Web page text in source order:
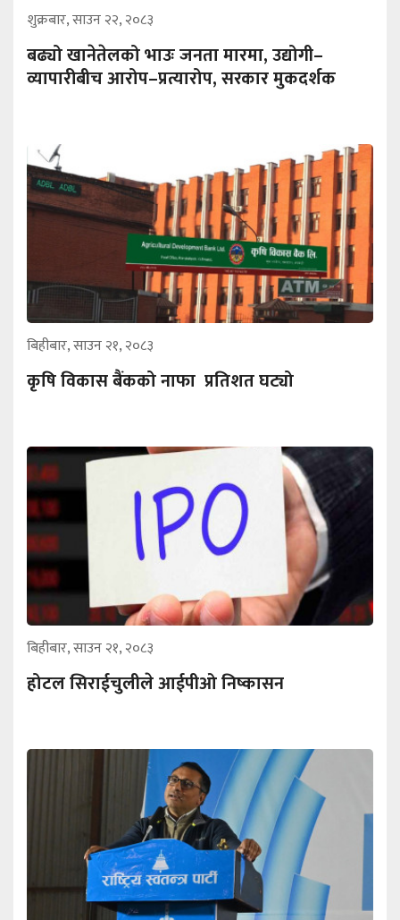
शुक्रबार, साउन २२, २०८३
बढ्यो खानेतेलको भाउः जनता मारमा, उद्योगी–
व्यापारीबीच आरोप–प्रत्यारोप, सरकार मुकदर्शक
बिहीबार, साउन २१, २०८३
कृषि विकास बैंकको नाफा प्रतिशत घट्यो
बिहीबार, साउन २१, २०८३
होटल सिराईचुलीले आईपीओ निष्कासन